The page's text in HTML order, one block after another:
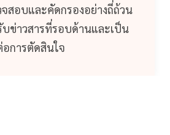
สอบและคัดกรองอย่างถี่ถ้วน
ข่าวสารที่รอบด้านและเป็น
การตัดสินใจ